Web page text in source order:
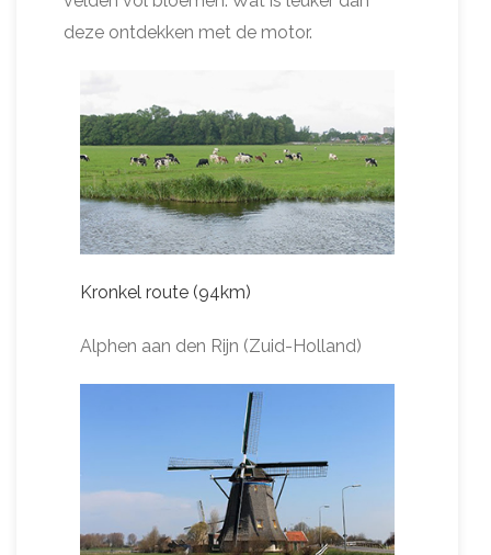
deze ontdekken met de motor.
Kronkel route (94km)
Alphen aan den Rijn (Zuid-Holland)